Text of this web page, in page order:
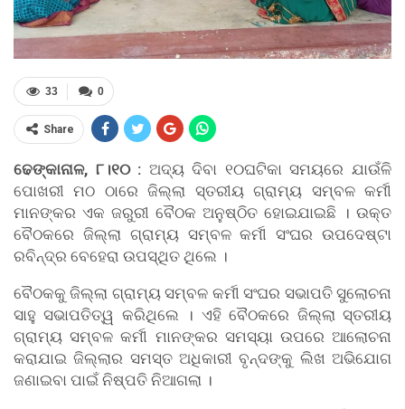
0
33
Share
ଢେଙ୍କାନାଳ, ୮।୧୦ : ଅଦ୍ୟ ଦିବା ୧୦ଘଟିକା ସମୟରେ ଯାଉଁଳି
ପୋଖରୀ ମଠ ଠାରେ ଜିଲ୍ଲା ସ୍ତରୀୟ ଗ୍ରାମ୍ୟ ସମ୍ବଳ କର୍ମୀ
ମାନଙ୍କର ଏକ ଜରୁରୀ ବୈଠକ ଅନୁଷ୍ଠିତ ହୋଇଯାଇଛି । ଉକ୍ତ
ବୈଠକରେ ଜିଲ୍ଲା ଗ୍ରାମ୍ୟ ସମ୍ବଳ କର୍ମୀ ସଂଘର ଉପଦେଷ୍ଟା
ରବିନ୍ଦ୍ର ବେହେରା ଉପସ୍ଥିତ ଥିଲେ ।
ବୈଠକକୁ ଜିଲ୍ଲା ଗ୍ରାମ୍ୟ ସମ୍ବଳ କର୍ମୀ ସଂଘର ସଭାପତି ସୁଲୋଚନା
ସାହୁ ସଭାପତିତ୍ୱ କରିଥିଲେ । ଏହି ବୈଠକରେ ଜିଲ୍ଲା ସ୍ତରୀୟ
ଗ୍ରାମ୍ୟ ସମ୍ବଳ କର୍ମୀ ମାନଙ୍କର ସମସ୍ୟା ଉପରେ ଆଲୋଚନା
କରାଯାଇ ଜିଲ୍ଲାର ସମସ୍ତ ଅଧିକାରୀ ବୃନ୍ଦଙ୍କୁ ଲିଖ ଅଭିଯୋଗ
ଜଣାଇବା ପାଇଁ ନିଷ୍ପତି ନିଆଗଲା ।